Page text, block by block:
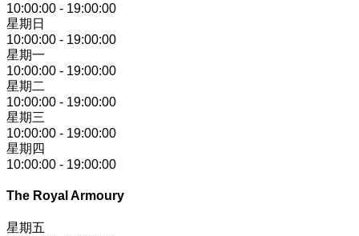
10:00:00 - 19:00:00
星期日
10:00:00 - 19:00:00
星期一
10:00:00 - 19:00:00
星期二
10:00:00 - 19:00:00
星期三
10:00:00 - 19:00:00
星期四
10:00:00 - 19:00:00
The Royal Armoury
星期五